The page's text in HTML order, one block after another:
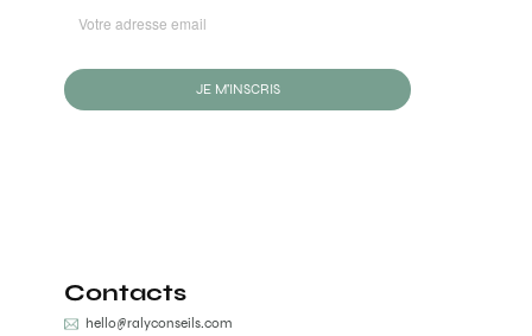
JE M'INSCRIS
Contacts
hello@ralyconseils.com